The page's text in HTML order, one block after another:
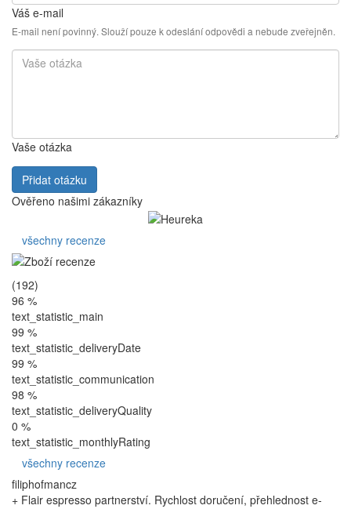
Váš e-mail
E-mail není povinný. Slouží pouze k odeslání odpovědi a nebude zveřejněn.
Vaše otázka
Přidat otázku
Ověřeno našimi zákazníky
všechny recenze
(192)
96 %
text_statistic_main
99 %
text_statistic_deliveryDate
99 %
text_statistic_communication
98 %
text_statistic_deliveryQuality
0 %
text_statistic_monthlyRating
všechny recenze
filiphofmancz
+ Flair espresso partnerství. Rychlost doručení, přehlednost e-